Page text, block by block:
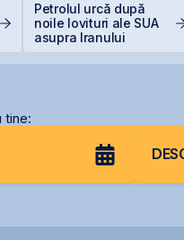
Petrolul urcă după
noile lovituri ale SUA
asupra Iranului
tine: